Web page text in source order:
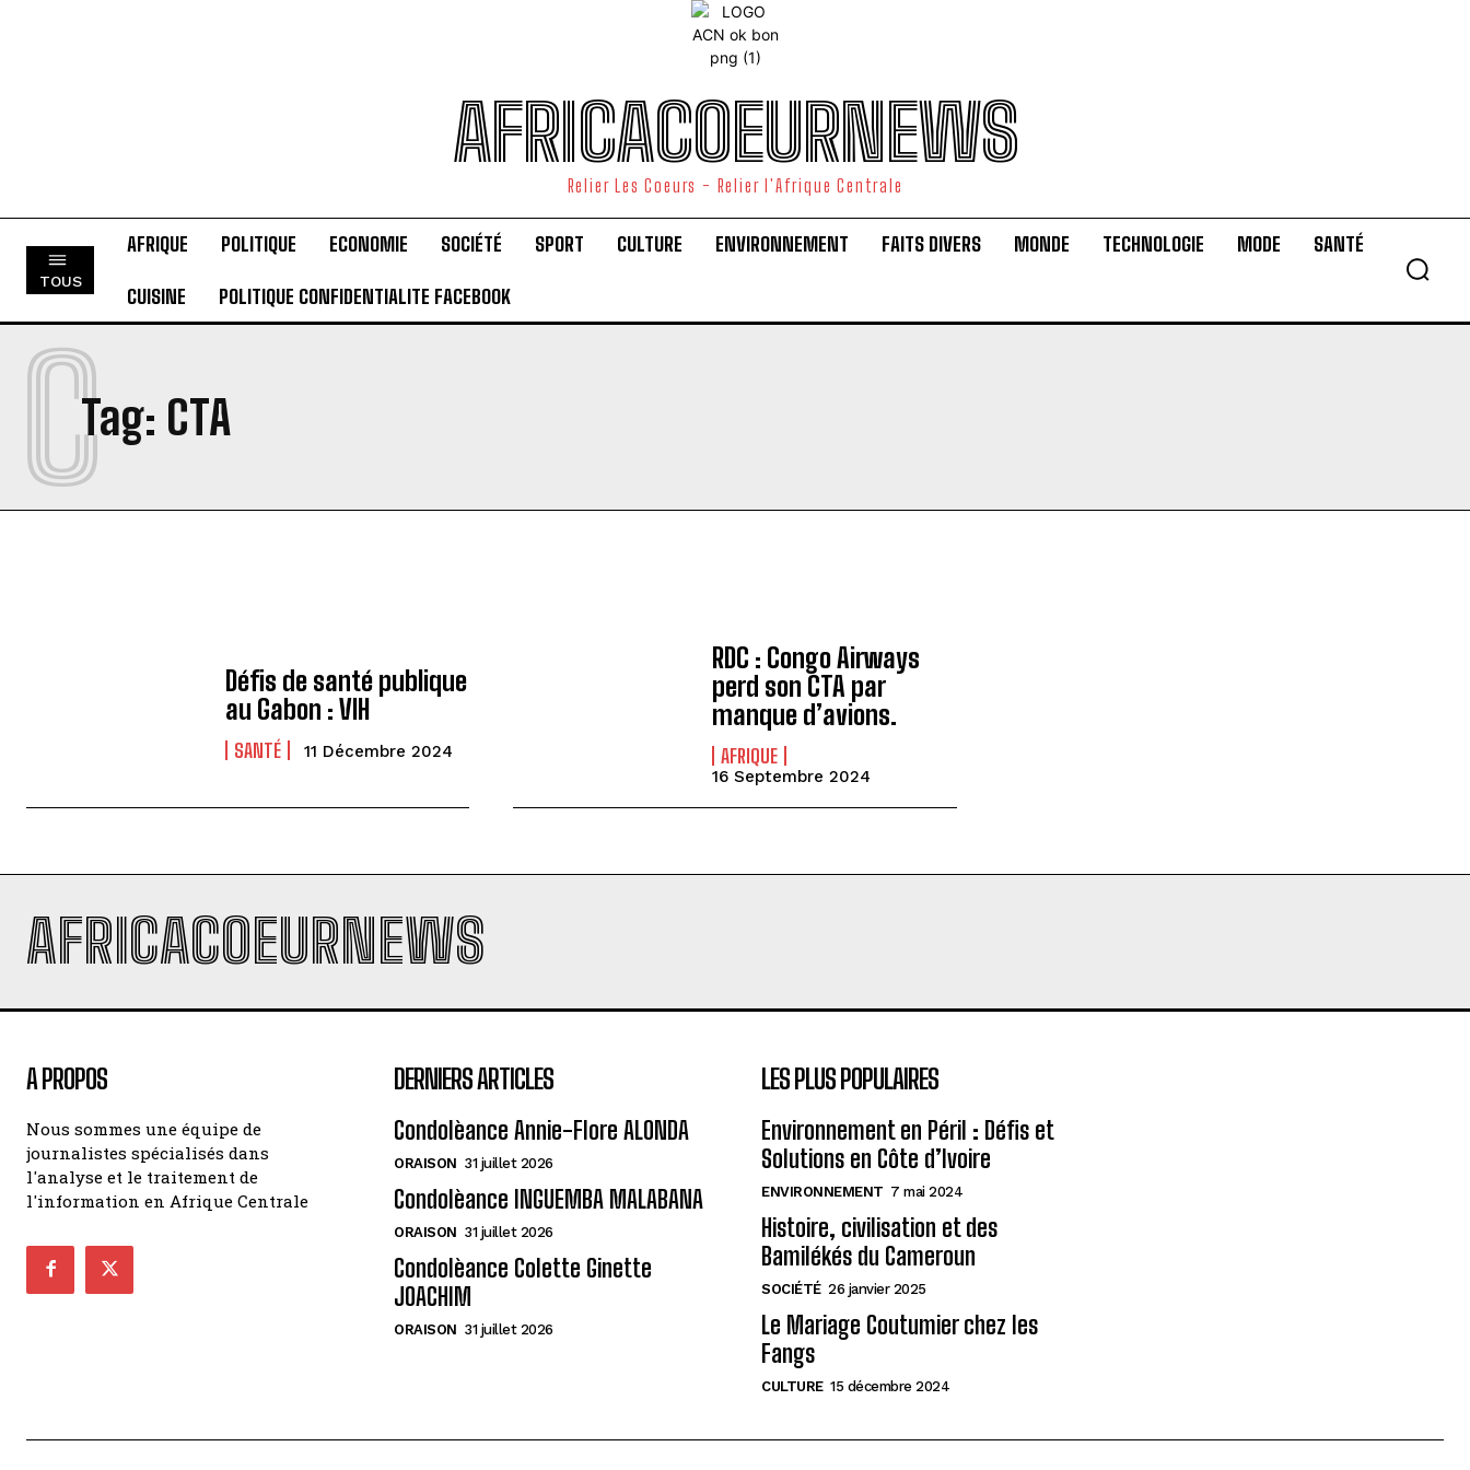
AFRICACOEURNEWS
Relier Les Coeurs - Relier l'Afrique Centrale
TOUS
AFRIQUE POLITIQUE ECONOMIE SOCIÉTÉ SPORT CULTURE ENVIRONNEMENT FAITS DIVERS MONDE TECHNOLOGIE MODE SANTÉ
CUISINE POLITIQUE CONFIDENTIALITE FACEBOOK
Tag: CTA
C
Défis de santé publique
au Gabon : VIH
SANTÉ 11 Décembre 2024
RDC : Congo Airways
perd son CTA par
manque d’avions.
AFRIQUE
16 Septembre 2024
AFRICACOEURNEWS
A PROPOS
Nous sommes une équipe de
journalistes spécialisés dans
l'analyse et le traitement de
l'information en Afrique Centrale
DERNIERS ARTICLES
Condolèance Annie-Flore ALONDA
ORAISON 31 juillet 2026
Condolèance INGUEMBA MALABANA
ORAISON 31 juillet 2026
Condolèance Colette Ginette
JOACHIM
ORAISON 31 juillet 2026
LES PLUS POPULAIRES
Environnement en Péril : Défis et
Solutions en Côte d’Ivoire
ENVIRONNEMENT 7 mai 2024
Histoire, civilisation et des
Bamilékés du Cameroun
SOCIÉTÉ 26 janvier 2025
Le Mariage Coutumier chez les
Fangs
CULTURE 15 décembre 2024